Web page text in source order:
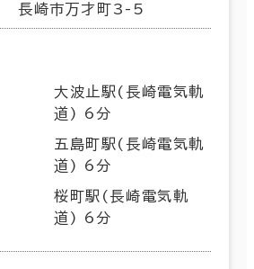
長崎市万才町3-5
大波止駅(長崎電気軌
道) 6分
五島町駅(長崎電気軌
道) 6分
桜町駅(長崎電気軌
道) 6分